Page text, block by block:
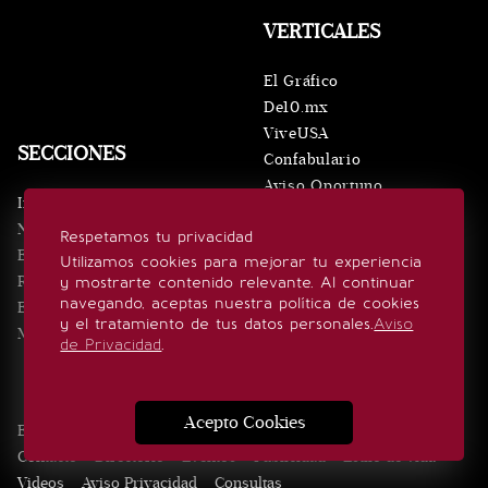
Respetamos tu privacidad
Utilizamos cookies para mejorar tu experiencia
y mostrarte contenido relevante. Al continuar
navegando, aceptas nuestra política de cookies
y el tratamiento de tus datos personales.Aviso
de Privacidad.
Acepto Cookies
SECCIONES
Inicio
Noticias
Eventos
Realeza
Estilo de vida
Minuto x Minuto
VERTICALES
El Gráfico
De10.mx
ViveUSA
Confabulario
Aviso Oportuno
SÍGUENOS
Edición Impresa Noticias Quiénes somos
Contacto
Directorio Eventos Publicidad
Estilo de vida
Videos
Aviso Privacidad Consultas